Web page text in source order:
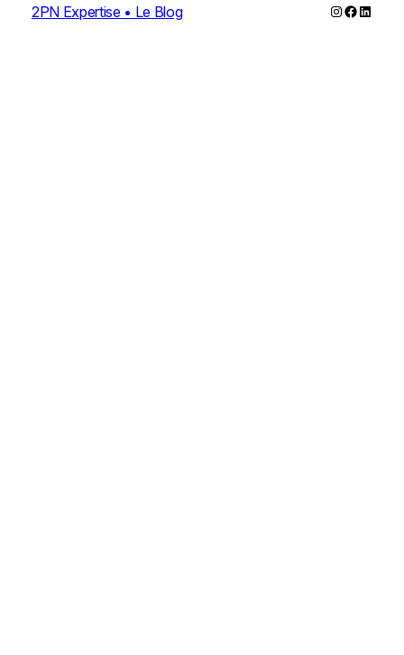
2PN Expertise • Le Blog Instagram